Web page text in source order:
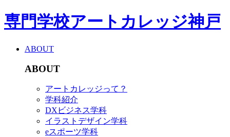
専門学校アートカレッジ神戸
ABOUT
ABOUT
アートカレッジって？
学科紹介
DXビジネス学科
イラストデザイン学科
eスポーツ学科